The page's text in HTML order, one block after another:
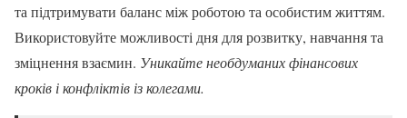
та підтримувати баланс між роботою та особистим життям.
Використовуйте можливості дня для розвитку, навчання та
зміцнення взаємин. Уникайте необдуманих фінансових
кроків і конфліктів із колегами.